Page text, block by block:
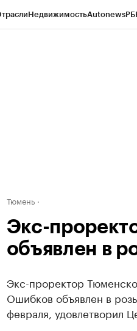
НедвижимостьAutonews
Тюмень
Экс-
объявлен в
Экс-проректор
Ошибков объявлен в
февраля, удовлетворил